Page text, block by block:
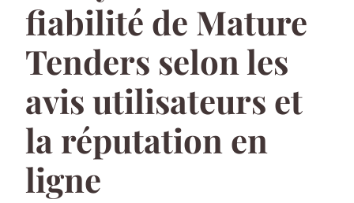
fiabilité de Mature
Tenders selon les
avis utilisateurs et
la réputation en
ligne